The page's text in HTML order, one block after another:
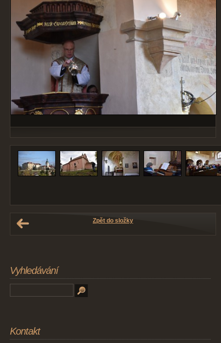
Zpět do složky
Vyhledávání
Kontakt